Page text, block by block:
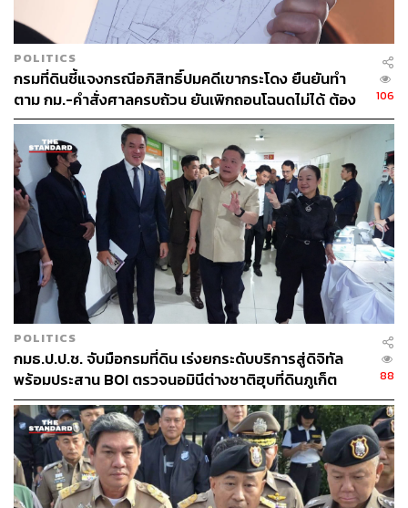
ABOUT THE AUTHOR
THE STANDARD TEAM
กองบรรณาธิการ THE STANDARD
POLITICS
กรมที่ดินชี้แจงกรณีอภิสิทธิ์ปมคดีเขากระโดง ยืนยันทำ
ตาม กม.-คำสั่งศาลครบถ้วน ยันเพิกถอนโฉนดไม่ได้ ต้อง
รอศาลชี้ขาด
106
POLITICS
กมธ.ป.ป.ช. จับมือกรมที่ดิน เร่งยกระดับบริการสู่ดิจิทัล
พร้อมประสาน BOI ตรวจนอมินีต่างชาติฮุบที่ดินภูเก็ต
88